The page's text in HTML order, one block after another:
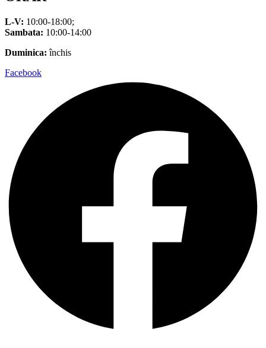
L-V: 10:00-18:00;
Sambata: 10:00-14:00
Duminica: închis
Facebook